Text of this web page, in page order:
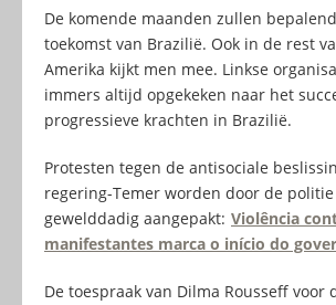
De komende maanden zullen
toekomst van Brazilië. Ook in de rest
Amerika kijkt men mee. Linkse
immers altijd opgekeken naar het
progressieve krachten in Brazilië.
Protesten tegen de antisociale
regering-Temer worden door de politie
gewelddadig aangepakt: Violência
manifestantes marca o início do
De toespraak van Dilma Rousseff voor